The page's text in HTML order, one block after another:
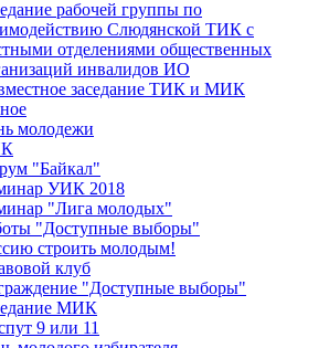
рабочей группы по
Слюдянской ТИК с
отделениями общественных
инвалидов ИО
заседание ТИК и МИК
молодежи
"Байкал"
УИК 2018
"Лига молодых"
"Доступные выборы"
строить молодым!
клуб
"Доступные выборы"
МИК
9 или 11